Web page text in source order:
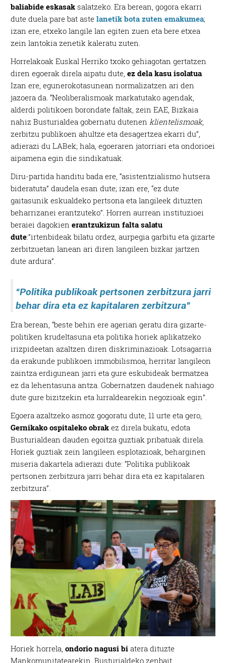
baliabide eskasak salatzeko. Era berean, gogora ekarri
dute duela pare bat astelanetik bota zuten emakumea;
izan ere, etxeko langile lan egiten zuen eta bere etxea
zein lantokia zenetik kaleratu zuten.
Horrelakoak Euskal Herriko txoko gehiagotan gertatzen
diren egoerak direla aipatu dute,ez dela kasu isolatua.
Izan ere, egunerokotasunean normalizatzen ari den
jazoera da. “Neoliberalismoak markatutako agendak,
alderdi politikoen borondate faltak, zein EAE, Bizkaia
nahiz Busturialdea gobernatu dutenenklientelismoak,
zerbitzu publikoen ahultze eta desagertzea ekarri du”,
adierazi du LABek; hala, egoeraren jatorriari eta ondorioei
aipamena egin die sindikatuak.
Diru-partida handitu bada ere, “asistentzialismo hutsera
bideratuta” daudela esan dute; izan ere, “ez dute
gaitasunik eskualdeko pertsona eta langileek dituzten
beharrizanei erantzuteko”. Horren aurrean instituzioei
beraiei dagokienerantzukizun falta salatu
dute:”irtenbideak bilatu ordez, aurpegia garbitu eta gizarte
zerbitzuetan lanean ari diren langileen bizkar jartzen
dute ardura”.
“Politika publikoak pertsonen zerbitzura jarri
behar dira eta ez kapitalaren zerbitzura”
Era berean, “beste behin ere agerian geratu dira gizarte-
politiken krudeltasuna eta politika horiek aplikatzeko
irizpideetan azaltzen diren diskriminazioak. Lotsagarria
da erakunde publikoen immobilismoa, herritar langileon
zaintza erdigunean jarri eta gure eskubideak bermatzea
ez da lehentasuna antza. Gobernatzen daudenek nahiago
dute gure bizitzekin eta lurraldearekin negozioak egin”.
Egoera azaltzeko asmoz gogoratu dute, 11 urte eta gero,
Gernikako ospitaleko obrak ez direla bukatu, edota
Busturialdean dauden egoitza guztiak pribatuak direla.
Horiek guztiak zein langileen esplotazioak, beharginen
miseria dakartela adierazi dute: “Politika publikoak
pertsonen zerbitzura jarri behar dira eta ez kapitalaren
zerbitzura”.
Horiek horrela,ondorio nagusi bi atera dituzte
Mankomunitatearekin, Busturialdeko zenbait